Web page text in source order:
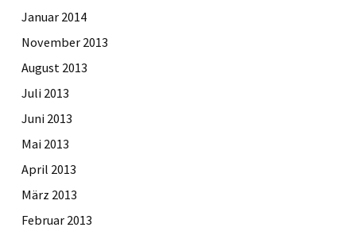
Januar 2014
November 2013
August 2013
Juli 2013
Juni 2013
Mai 2013
April 2013
März 2013
Februar 2013